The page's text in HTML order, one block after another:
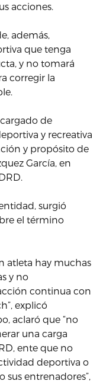
acciones.
además,
que tenga
y no tomará
corregir la
de
y recreativa
y propósito de
García, en
surgió
el término
atleta hay muchas
y no
continua con
explicó
aclaró que “no
una carga
ente que no
deportiva o
entrenadores”,